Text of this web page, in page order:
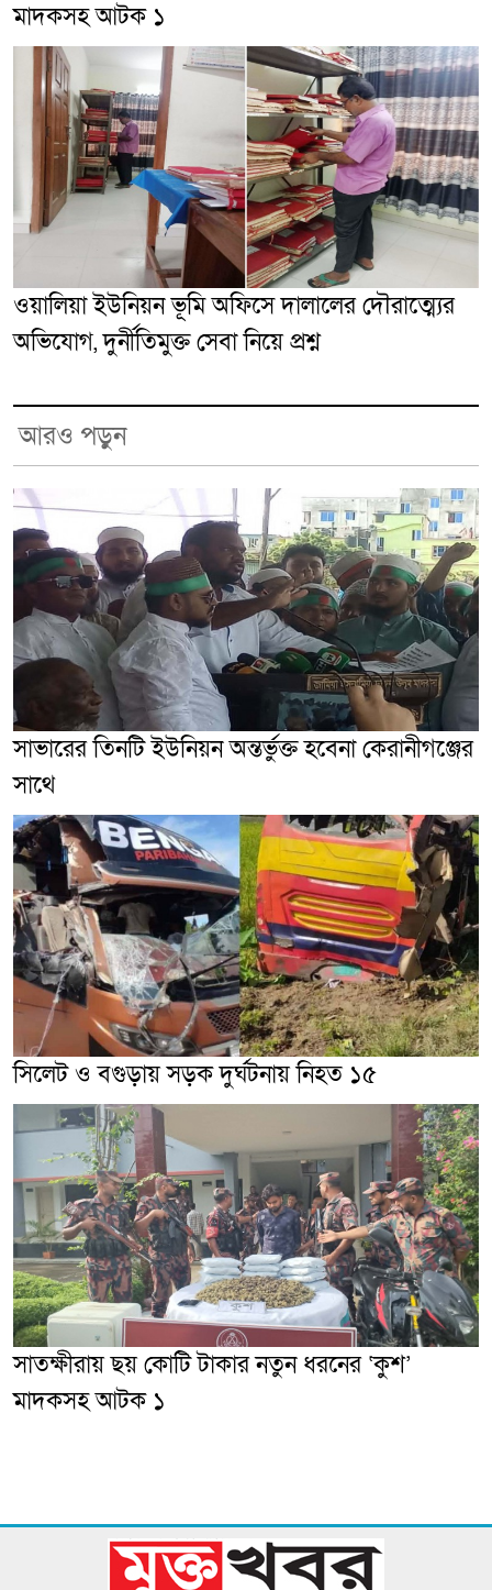
মাদকসহ আটক ১
ওয়ালিয়া ইউনিয়ন ভূমি অফিসে দালালের দৌরাত্ম্যের
অভিযোগ, দুর্নীতিমুক্ত সেবা নিয়ে প্রশ্ন
আরও পড়ুন
সাভারের তিনটি ইউনিয়ন অন্তর্ভুক্ত হবেনা কেরানীগঞ্জের
সাথে
সিলেট ও বগুড়ায় সড়ক দুর্ঘটনায় নিহত ১৫
সাতক্ষীরায় ছয় কোটি টাকার নতুন ধরনের ‘কুশ’
মাদকসহ আটক ১